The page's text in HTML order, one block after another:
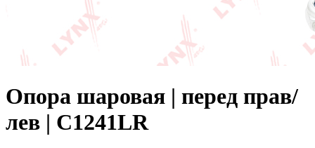
Опора шаровая | перед прав/
лев | C1241LR